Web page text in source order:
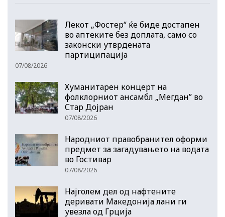
Лекот „Фостер“ ќе биде достапен
во аптеките без доплата, само со
законски утврдената
партиципација
07/08/2026
Хуманитарен концерт на
фолклорниот ансамбл „Мегдан” во
Стар Дојран
07/08/2026
Народниот правобранител оформи
предмет за загадувањето на водата
во Гостивар
07/08/2026
Најголем дел од нафтените
деривати Македонија лани ги
увезла од Грција